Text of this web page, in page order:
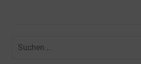
Suchen